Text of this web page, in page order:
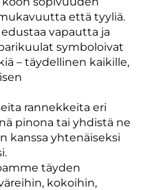
että tyyliä.
vapautta ja
symboloivat
– täydellinen kaikille,
rannekkeita eri
pinona tai yhdistä ne
kanssa yhtenäiseksi
täyden
kokoihin,